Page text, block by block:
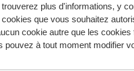
plus d'informations, y
que vous souhaitez
cookie autre que les
pouvez à tout moment modifier
AnonymeParents